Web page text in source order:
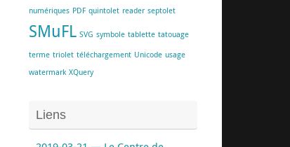
numériques PDF quintolet reader septolet
SMuFL SVG symbole tablette tatouage
terme triolet téléchargement Unicode usage
watermark XQuery
Liens